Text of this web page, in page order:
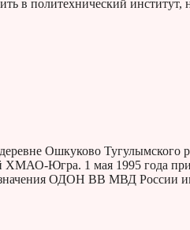
в политехнический институт,
Ошкуково Тугулымского
ХМАО-Югра. 1 мая 1995 года
ОДОН ВВ МВД России